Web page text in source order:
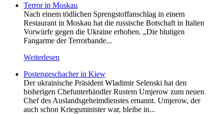
Terror in Moskau
Nach einem tödlichen Sprengstoffanschlag in einem
Restaurant in Moskau hat die russische Botschaft in Italien
Vorwürfe gegen die Ukraine erhoben. „Die blutigen
Fangarme der Terrorbande...
Weiterlesen
Postengeschacher in Kiew
Der ukrainische Präsident Wladimir Selenski hat den
bisherigen Chefunterhändler Rustem Umjerow zum neuen
Chef des Auslandsgeheimdienstes ernannt. Umjerow, der
auch schon Kriegsminister war, bleibe in...